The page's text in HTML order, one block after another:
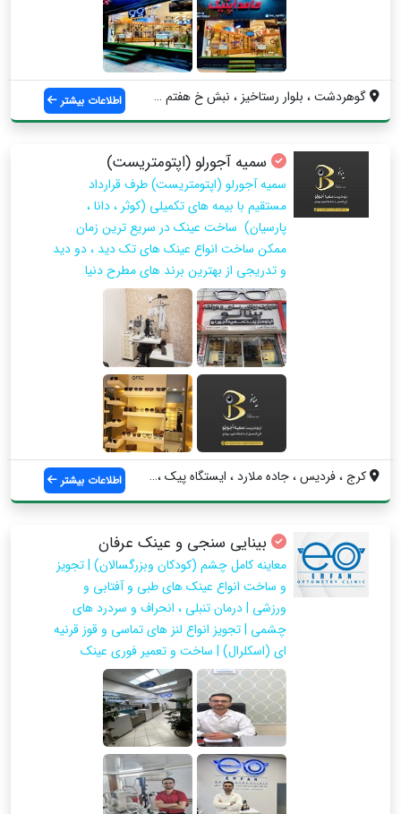
گوهردشت ، بلوار رستاخیز ، نبش خ هفتم شرق... اطلاعات بیشتر
سمیه آجورلو (اپتومتریست)
سمیه آجورلو (اپتومتریست) طرف قرارداد
مستقیم با بیمه های تکمیلی (کوثر ، دانا ،
پارسیان) ساخت عینک در سریع ترین زمان
ممکن ساخت انواع عینک های تک دید ، دو دید
و تدریجی از بهترین برند های مطرح دنیا
کرج ، فردیس ، جاده ملارد ، ایستگاه پیک ،... اطلاعات بیشتر
بینایی سنجی و عینک عرفان
معاینه کامل چشم (کودکان وبزرگسالان) | تجویز
و ساخت انواع عینک های طبی و آفتابی و
ورزشی | درمان تنبلی ، انحراف و سردرد های
چشمی | تجویز انواع لنز های تماسی و قوز قرنیه
ای (اسکلرال) | ساخت و تعمیر فوری عینک